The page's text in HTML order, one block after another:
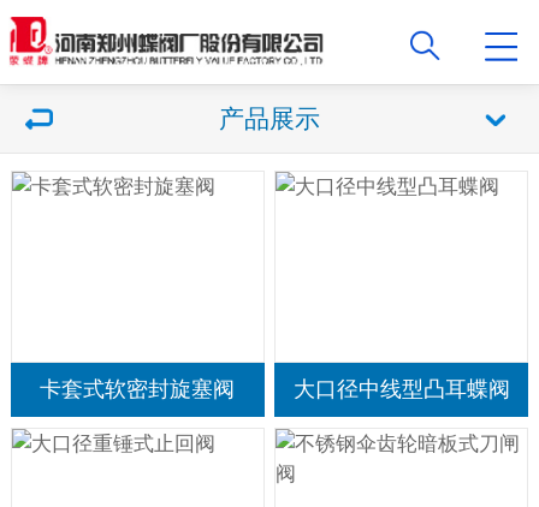
产品展示
卡套式软密封旋塞阀 大口径中线型凸耳蝶阀